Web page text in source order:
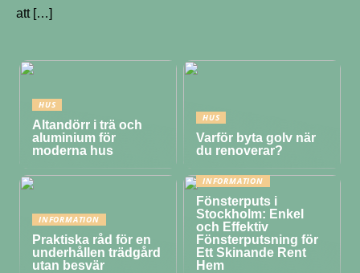
att […]
HUS
Altandörr i trä och
aluminium för
moderna hus
HUS
Varför byta golv när
du renoverar?
INFORMATION
Praktiska råd för en
underhållen trädgård
utan besvär
INFORMATION
Fönsterputs i
Stockholm: Enkel
och Effektiv
Fönsterputsning för
Ett Skinande Rent
Hem